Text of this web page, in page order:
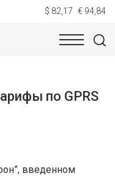
$ 82,17 € 94,84
по GPRS
введенном